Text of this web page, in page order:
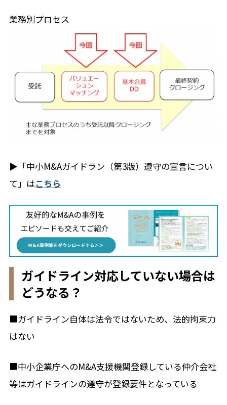
業務別プロセス
▶「中小M&Aガイドラン（第3版）遵守の宣言につい
て」はこちら
ガイドライン対応していない場合は
どうなる？
■ガイドライン自体は法令ではないため、法的拘束力
はない
■中小企業庁へのM&A支援機関登録している仲介会社
等はガイドラインの遵守が登録要件となっている